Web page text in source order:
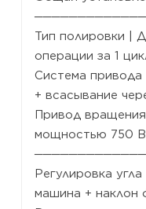
Тип полировки |
операции за 1
Система привода
+ всасывание
Привод
мощностью 750
Регулировка
машина + наклон